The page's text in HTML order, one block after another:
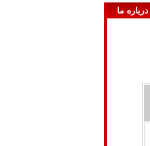
درباره ما